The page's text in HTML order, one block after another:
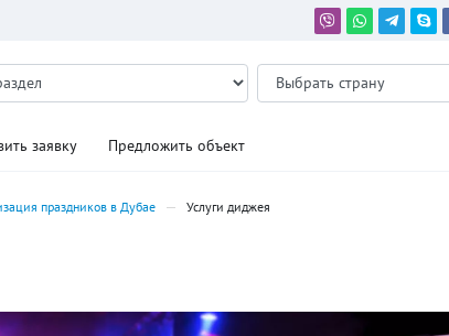
заявку Предложить объект
праздников в Дубае Услуги диджея